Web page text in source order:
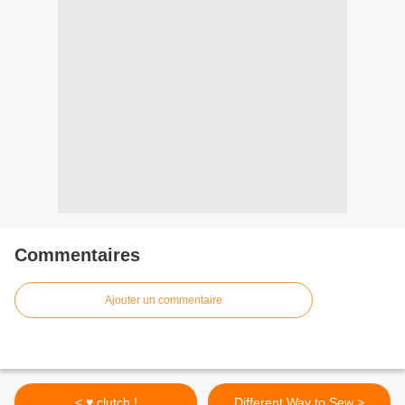
Commentaires
Ajouter un commentaire